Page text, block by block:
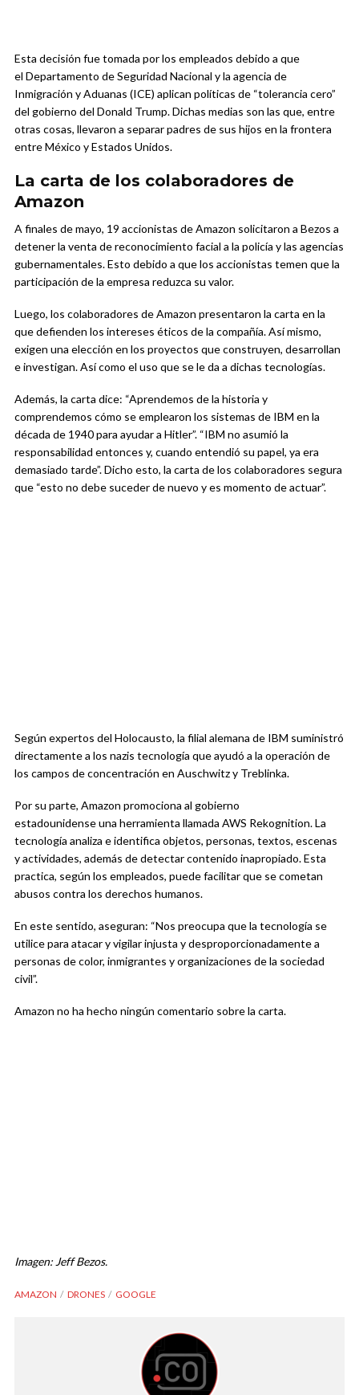
Esta decisión fue tomada por los empleados debido a que
el Departamento de Seguridad Nacional y la agencia de
Inmigración y Aduanas (ICE) aplican políticas de “tolerancia cero”
del gobierno del Donald Trump. Dichas medias son las que, entre
otras cosas, llevaron a separar padres de sus hijos en la frontera
entre México y Estados Unidos.
La carta de los colaboradores de
Amazon
A finales de mayo, 19 accionistas de Amazon solicitaron a Bezos a
detener la venta de reconocimiento facial a la policía y las agencias
gubernamentales. Esto debido a que los accionistas temen que la
participación de la empresa reduzca su valor.
Luego, los colaboradores de Amazon presentaron la carta en la
que defienden los intereses éticos de la compañía. Así mismo,
exigen una elección en los proyectos que construyen, desarrollan
e investigan. Así como el uso que se le da a dichas tecnologías.
Además, la carta dice: “Aprendemos de la historia y
comprendemos cómo se emplearon los sistemas de IBM en la
década de 1940 para ayudar a Hitler”. “IBM no asumió la
responsabilidad entonces y, cuando entendió su papel, ya era
demasiado tarde”. Dicho esto, la carta de los colaboradores segura
que “esto no debe suceder de nuevo y es momento de actuar”.
Según expertos del Holocausto, la filial alemana de IBM suministró
directamente a los nazis tecnología que ayudó a la operación de
los campos de concentración en Auschwitz y Treblinka.
Por su parte, Amazon promociona al gobierno
estadounidense una herramienta llamada AWS Rekognition. La
tecnología analiza e identifica objetos, personas, textos, escenas
y actividades, además de detectar contenido inapropiado. Esta
practica, según los empleados, puede facilitar que se cometan
abusos contra los derechos humanos.
En este sentido, aseguran: “Nos preocupa que la tecnología se
utilice para atacar y vigilar injusta y desproporcionadamente a
personas de color, inmigrantes y organizaciones de la sociedad
civil”.
Amazon no ha hecho ningún comentario sobre la carta.
Imagen: Jeff Bezos.
AMAZON DRONES GOOGLE